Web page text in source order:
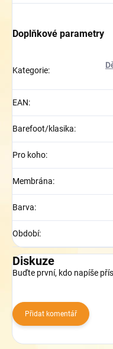
Doplňkové parametry
Kategorie:
EAN:
Barefoot/klasika:
Pro koho:
Membrána:
Barva:
Období:
Diskuze
Buďte první, kdo napíše
Přidat komentář